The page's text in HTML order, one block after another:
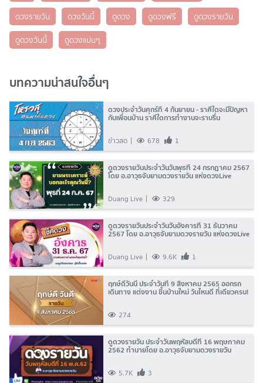
ดวงรายวัน ดวงวันนี้ ดูดวง ดูดวงฟรี
ดูดวงรายวัน
ดูดวงวันนี้
ดูดวงแม่นๆ
บทความน่าสนใจอื่นๆ
ดวงประจำวันศุกร์ที่ 4 กันยายน - ราศีใดจะมีปัญหา
กับเพื่อนบ้าน ราศีใดการทำงานจะราบรื่น
ข่าวสด 678 1
ดูดวงรายวันประจำวันวันพุธที่ 24 กรกฎาคม 2567
โดย อ.อาวุธจับยามดวงรายวัน แห่งดวงLive
Duang Live 329
ดูดวงรายวันประจำวันวันอังคารที่ 31 ธันวาคม
2567 โดย อ.อาวุธจับยามดวงรายวัน แห่งดวงLive
Duang Live 9.6K 1
ฤกษ์ดีวันนี้ ประจำวันที่ 9 สิงหาคม 2565 ออกรถ
เดินทาง แต่งงาน ขึ้นบ้านใหม่ วันไหนดี ที่เดียวครบ!
274
ดูดวงรายวัน ประจำวันพฤหัสบดีที่ 16 พฤษภาคม
2562 ทำนายโดย อ.อาวุธจับยามดวงรายวัน
5.7K 3